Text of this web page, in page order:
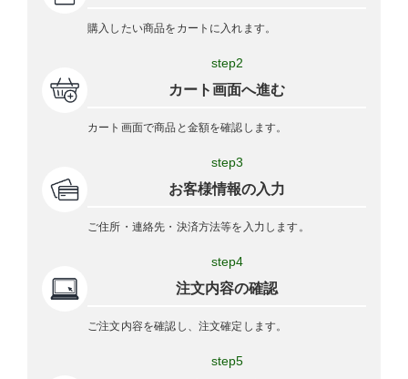
購入したい商品をカートに入れます。
step2
カート画面へ進む
カート画面で商品と金額を確認します。
step3
お客様情報の入力
ご住所・連絡先・決済方法等を入力します。
step4
注文内容の確認
ご注文内容を確認し、注文確定します。
step5